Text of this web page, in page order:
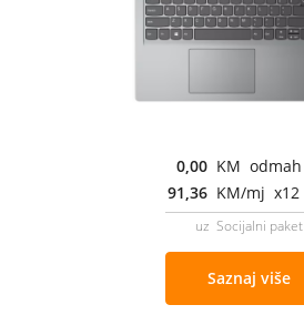
0,00 KM odmah
91,36 KM/mj x12
uz Socijalni paket
Saznaj više